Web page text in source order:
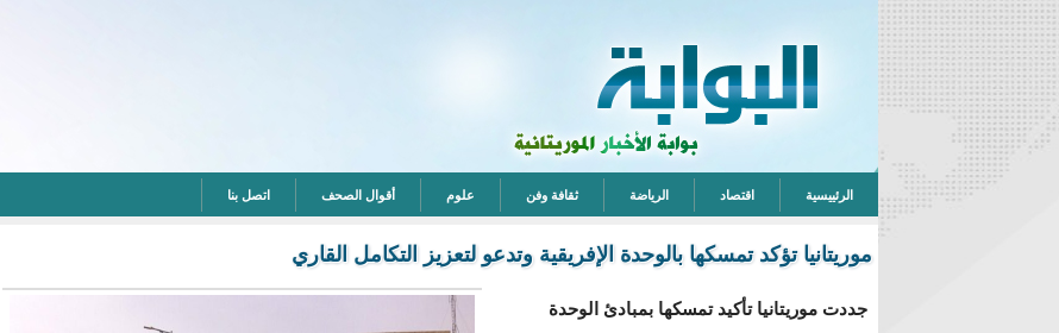
الرئييسية اقتصاد الرياضة ثقافة وفن علوم أقوال الصحف اتصل بنا
موريتانيا تؤكد تمسكها بالوحدة الإفريقية وتدعو لتعزيز التكامل القاري
جددت موريتانيا تأكيد تمسكها بمبادئ الوحدة